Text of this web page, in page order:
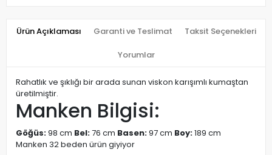
Ürün Açıklaması Garanti ve Teslimat Taksit Seçenekleri
Yorumlar
Rahatlık ve şıklığı bir arada sunan viskon karışımlı kumaştan
üretilmiştir.
Manken Bilgisi:
Göğüs:98 cm Bel:76 cm Basen:97 cm Boy:189 cm
Manken 32 beden ürün giyiyor